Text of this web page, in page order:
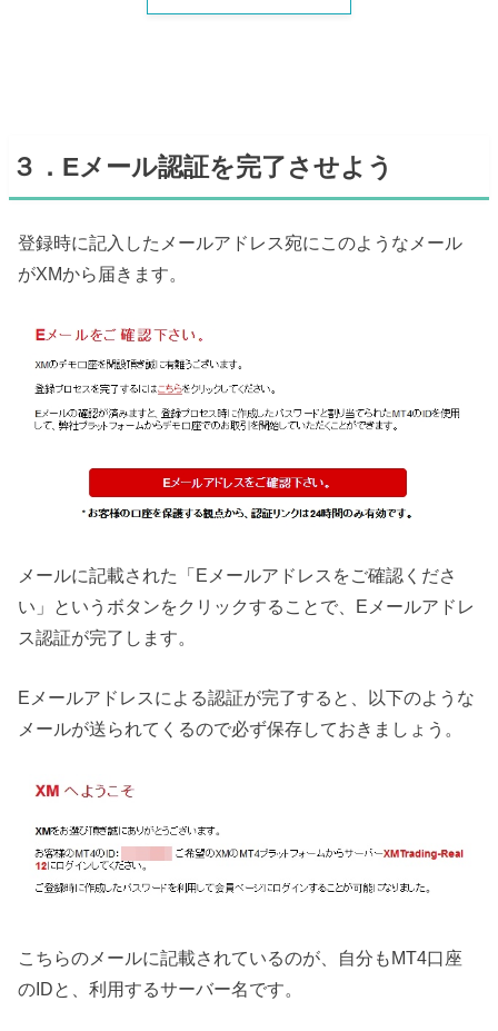
３．Eメール認証を完了させよう
登録時に記入したメールアドレス宛にこのようなメール
がXMから届きます。
メールに記載された「Eメールアドレスをご確認くださ
い」というボタンをクリックすることで、Eメールアドレ
ス認証が完了します。
Eメールアドレスによる認証が完了すると、以下のような
メールが送られてくるので必ず保存しておきましょう。
こちらのメールに記載されているのが、自分もMT4口座
のIDと、利用するサーバー名です。